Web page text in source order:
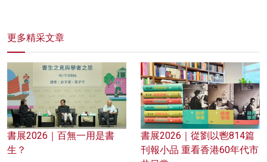
更多精采文章
書展2026｜百無一用是書
生？
書展2026｜從劉以鬯814篇
刊報小品 重看香港60年代市